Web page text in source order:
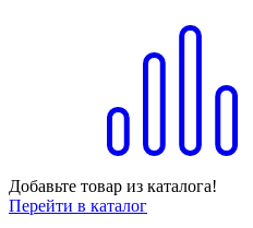
Добавьте товар из каталога!
Перейти в каталог